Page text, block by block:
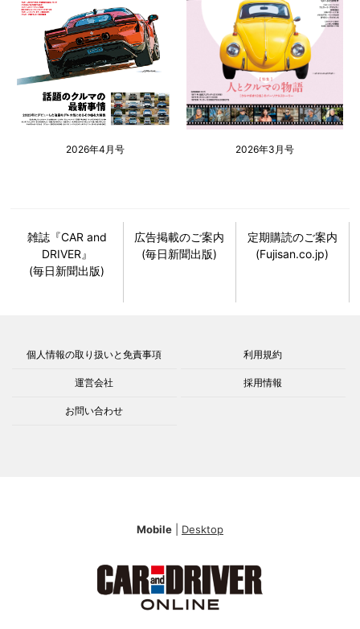
2026年4月号 2026年3月号
雑誌『CAR and
DRIVER』
(毎日新聞出版)
広告掲載のご案内
(毎日新聞出版)
定期購読のご案内
(Fujisan.co.jp)
個人情報の取り扱いと免責事項 利用規約
運営会社 採用情報
お問い合わせ
Mobile Desktop